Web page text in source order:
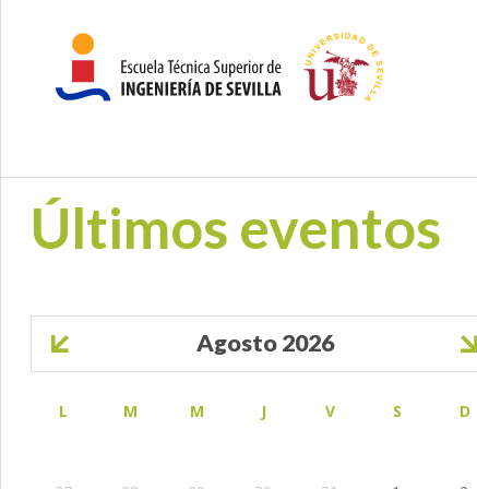
Últimos eventos
Agosto 2026
L M M J V S D